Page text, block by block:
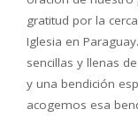
gratitud por la
Iglesia en
sencillas y llenas
y una bendición
acogemos esa